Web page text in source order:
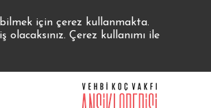
için çerez kullanmakta.
Çerez kullanımı ile